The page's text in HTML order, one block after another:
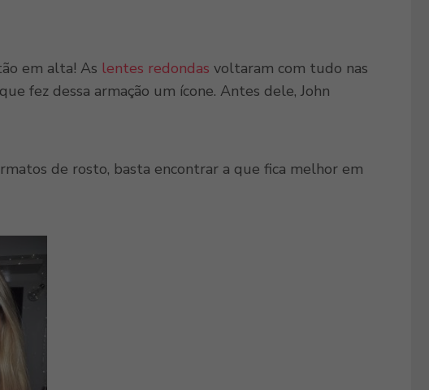
em alta! As lentes redondas voltaram com tudo nas
fez dessa armação um ícone. Antes dele, John
de rosto, basta encontrar a que fica melhor em